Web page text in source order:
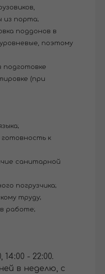
из порта;
поддонов в
поэтому
подготовке
(при
к
санитарной
погрузчика;
труду;
работе;
14:00 - 22:00.
в неделю, с